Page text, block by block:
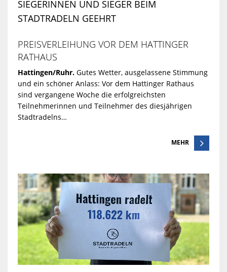
SIEGERINNEN UND SIEGER BEIM
STADTRADELN GEEHRT
PREISVERLEIHUNG VOR DEM HATTINGER
RATHAUS
Hattingen/Ruhr.Gutes Wetter, ausgelassene Stimmung
und ein schöner Anlass: Vor dem Hattinger Rathaus
sind vergangene Woche die erfolgreichsten
Teilnehmerinnen und Teilnehmer des diesjährigen
Stadtradelns…
MEHR